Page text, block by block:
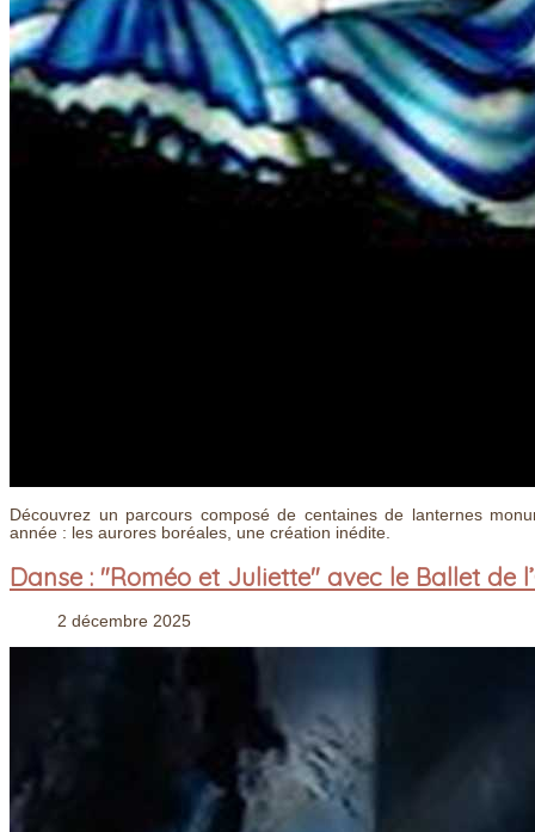
Découvrez un parcours composé de centaines de lanternes
année : les aurores boréales, une création inédite.
Danse : "Roméo et Juliette" avec le Ballet de
2 décembre 2025